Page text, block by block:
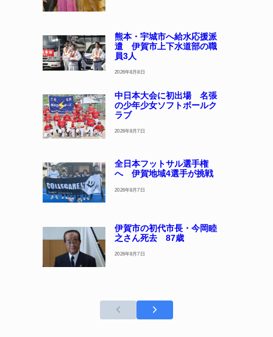
熊本・宇城市へ給水応援派
遣 伊賀市上下水道部の職
員3人
2026年8月8日
中日本大会に初出場 名張
の少年少女ソフトボールク
ラブ
2026年8月7日
全日本フットサル選手権
へ 伊賀地域4選手が挑戦
2026年8月7日
伊賀市の初代市長・今岡睦
之さん死去 87歳
2026年8月7日